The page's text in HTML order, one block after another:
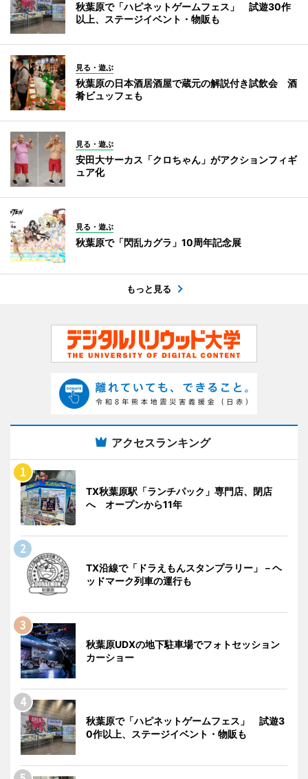
秋葉原で「ハピネットゲームフェス」 試遊30作
以上、ステージイベント・物販も
見る・遊ぶ
秋葉原の日本酒居酒屋で蔵元の解説付き試飲会 酒
肴ビュッフェも
見る・遊ぶ
安田大サーカス「クロちゃん」がアクションフィギ
ュア化
見る・遊ぶ
秋葉原で「閃乱カグラ」10周年記念展
もっと見る
アクセスランキング
TX秋葉原駅「ランチパック」専門店、閉店
へ オープンから11年
TX沿線で「ドラえもんスタンプラリー」－ヘ
ッドマーク列車の運行も
秋葉原UDXの地下駐車場でフォトセッション
カーショー
秋葉原で「ハピネットゲームフェス」 試遊3
0作以上、ステージイベント・物販も